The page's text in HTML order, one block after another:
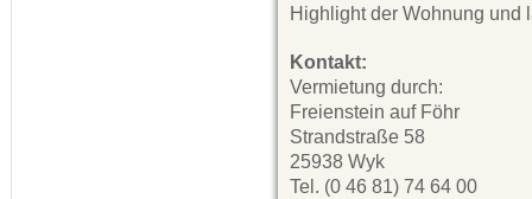
Highlight der Wohnung und
Kontakt:
Vermietung durch:
Freienstein auf Föhr
Strandstraße 58
25938 Wyk
Tel. (0 46 81) 74 64 00